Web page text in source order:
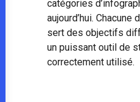
catégories
aujourd’hui.
sert des objectifs
un puissant outil de
correctement utilisé.